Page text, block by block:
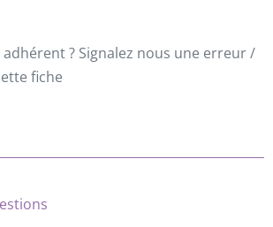
? Signalez nous une erreur /
fiche